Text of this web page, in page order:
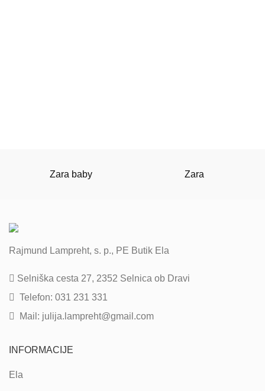
Zara baby Zara
Rajmund Lampreht, s. p., PE Butik Ela
Selniška cesta 27, 2352 Selnica ob Dravi
Telefon: 031 231 331
Mail: julija.lampreht@gmail.com
INFORMACIJE
Ela